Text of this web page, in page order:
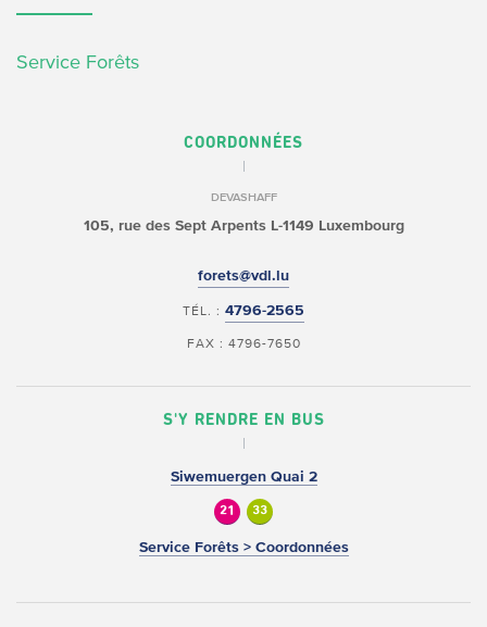
Service Forêts
COORDONNÉES
DEVASHAFF
105, rue des Sept ArpentsL-1149 Luxembourg
forets@vdl.lu
TÉL. : 4796-2565
FAX : 4796-7650
S'Y RENDRE EN BUS
Siwemuergen Quai 2
21 33
Service Forêts > Coordonnées